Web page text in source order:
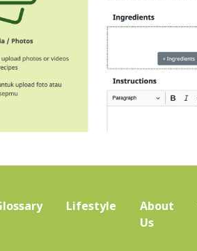
Lifestyle
About
Us(current)